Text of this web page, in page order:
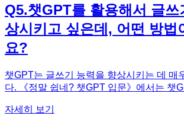
Q5.챗GPT를 활용해서 글
상시키고 싶은데, 어떤 방법
요?
챗GPT는 글쓰기 능력을 향상시키는 데 매
다. 《정말 쉽네? 챗GPT 입문》에서는 챗
어, 챗GPT에게 글의 주제를 제시하고, 그
자세히 보기